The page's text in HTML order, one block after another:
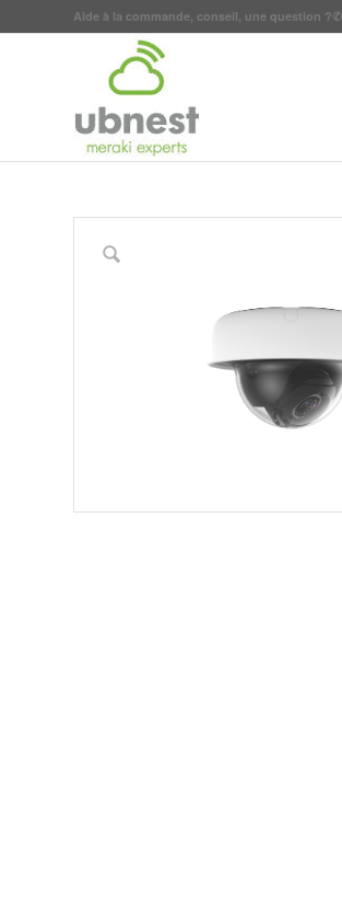
Aide à la commande, conseil, une question ?✆